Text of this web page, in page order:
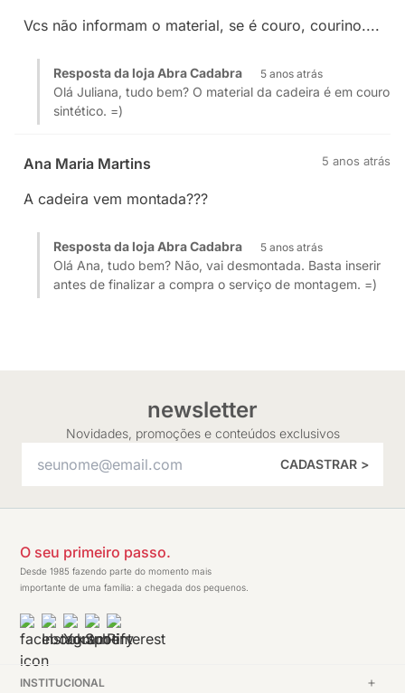
Vcs não informam o material, se é couro, courino....
Resposta da loja Abra Cadabra 5 anos atrás
Olá Juliana, tudo bem? O material da cadeira é em couro
sintético. =)
Ana Maria Martins 5 anos atrás
A cadeira vem montada???
Resposta da loja Abra Cadabra 5 anos atrás
Olá Ana, tudo bem? Não, vai desmontada. Basta inserir
antes de finalizar a compra o serviço de montagem. =)
newsletter
Novidades, promoções e conteúdos exclusivos
CADASTRAR >
O seu primeiro passo.
Desde 1985 fazendo parte do momento mais
importante de uma família: a chegada dos pequenos.
INSTITUCIONAL